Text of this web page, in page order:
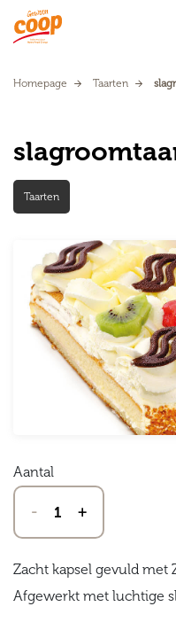
Homepage Taarten
Taarten
Aantal
- +
Zacht kapsel gevuld
Afgewerkt met luchtige